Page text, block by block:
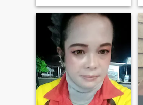
je geïnteresseerd bent, neem
dan contact met me op.